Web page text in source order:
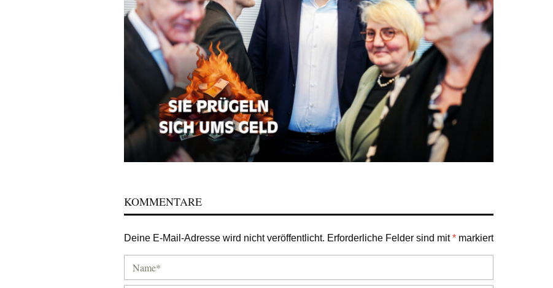
KOMMENTARE
Deine E-Mail-Adresse wird nicht veröffentlicht. Erforderliche Felder sind mit* markiert